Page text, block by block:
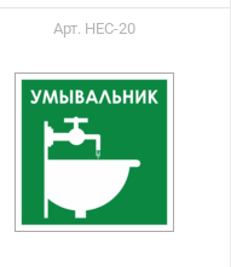
Арт. НЕС-20